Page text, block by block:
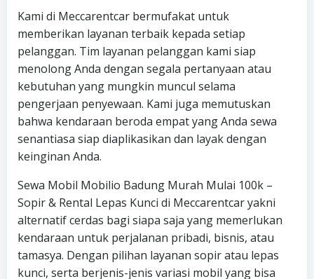
Kami di Meccarentcar bermufakat untuk
memberikan layanan terbaik kepada setiap
pelanggan. Tim layanan pelanggan kami siap
menolong Anda dengan segala pertanyaan atau
kebutuhan yang mungkin muncul selama
pengerjaan penyewaan. Kami juga memutuskan
bahwa kendaraan beroda empat yang Anda sewa
senantiasa siap diaplikasikan dan layak dengan
keinginan Anda.
Sewa Mobil Mobilio Badung Murah Mulai 100k –
Sopir & Rental Lepas Kunci di Meccarentcar yakni
alternatif cerdas bagi siapa saja yang memerlukan
kendaraan untuk perjalanan pribadi, bisnis, atau
tamasya. Dengan pilihan layanan sopir atau lepas
kunci, serta berjenis-jenis variasi mobil yang bisa